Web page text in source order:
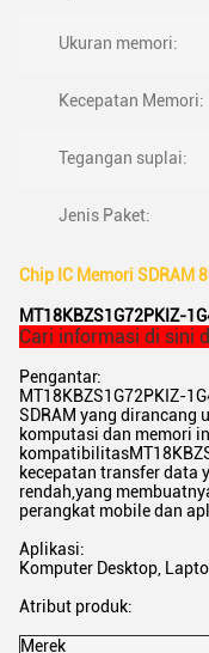
Ukuran memori:
Kecepatan Memori:
Tegangan suplai:
Jenis Paket:
Chip IC Memori SDRAM
MT18KBZS1G72PKIZ-
Cari informasi di sini
Pengantar:
MT18KBZS1G72PKIZ-
SDRAM yang dirancang
komputasi dan memori
kecepatan transfer data
rendah,yang
perangkat mobile dan
Aplikasi:
Komputer Desktop,
Atribut produk:
Merek